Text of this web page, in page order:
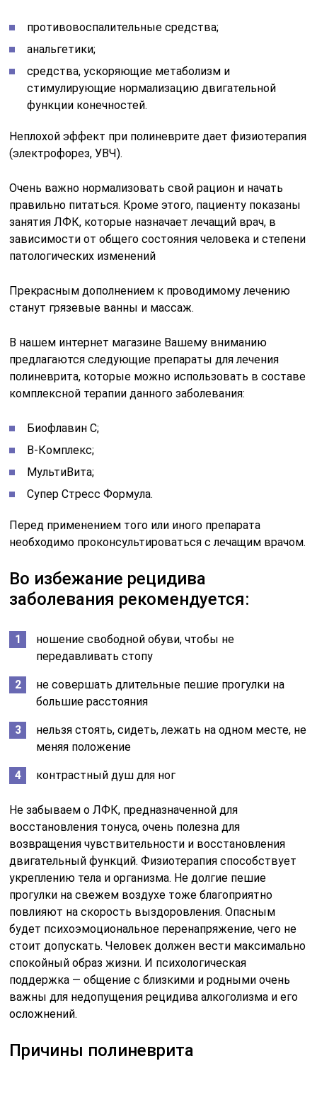
противовоспалительные средства;
анальгетики;
средства, ускоряющие метаболизм и
стимулирующие нормализацию двигательной
функции конечностей.
Неплохой эффект при полиневрите дает физиотерапия
(электрофорез, УВЧ).
Очень важно нормализовать свой рацион и начать
правильно питаться. Кроме этого, пациенту показаны
занятия ЛФК, которые назначает лечащий врач, в
зависимости от общего состояния человека и степени
патологических изменений
Прекрасным дополнением к проводимому лечению
станут грязевые ванны и массаж.
В нашем интернет магазине Вашему вниманию
предлагаются следующие препараты для лечения
полиневрита, которые можно использовать в составе
комплексной терапии данного заболевания:
Биофлавин С;
В-Комплекс;
МультиВита;
Супер Стресс Формула.
Перед применением того или иного препарата
необходимо проконсультироваться с лечащим врачом.
Во избежание рецидива
заболевания рекомендуется:
ношение свободной обуви, чтобы не
передавливать стопу
не совершать длительные пешие прогулки на
большие расстояния
нельзя стоять, сидеть, лежать на одном месте, не
меняя положение
контрастный душ для ног
Не забываем о ЛФК, предназначенной для
восстановления тонуса, очень полезна для
возвращения чувствительности и восстановления
двигательный функций. Физиотерапия способствует
укреплению тела и организма. Не долгие пешие
прогулки на свежем воздухе тоже благоприятно
повлияют на скорость выздоровления. Опасным
будет психоэмоциональное перенапряжение, чего не
стоит допускать. Человек должен вести максимально
спокойный образ жизни. И психологическая
поддержка — общение с близкими и родными очень
важны для недопущения рецидива алкоголизма и его
осложнений.
Причины полиневрита